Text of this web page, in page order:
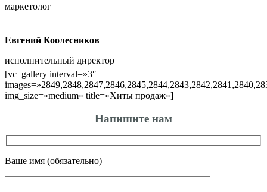
маркетолог
Евгений Коолесников
исполнительный директор
[vc_gallery interval=»3″
img_size=»medium» title=»Хиты продаж»]
Напишите нам
Ваше имя (обязательно)